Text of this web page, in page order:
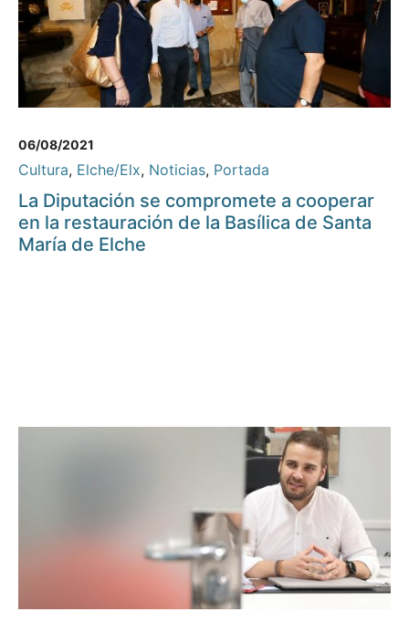
06/08/2021
Cultura, Elche/Elx, Noticias, Portada
La Diputación se compromete a cooperar
en la restauración de la Basílica de Santa
María de Elche